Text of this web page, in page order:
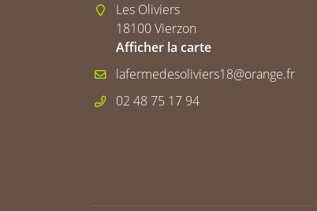
Les Oliviers
18100 Vierzon
Afficher la carte
02 48 75 17 94